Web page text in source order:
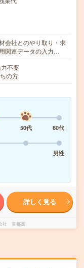
会社とのやり取り・求
関連データの入力…
不要
の方
50代
60代
男性
詳しく見る
社 首都圏